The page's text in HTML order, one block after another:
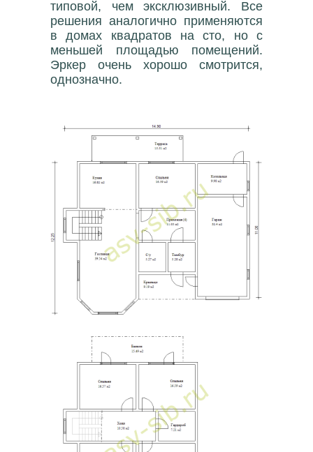
типовой, чем эксклюзивный. Все
решения аналогично применяются
в домах квадратов на сто, но с
меньшей площадью помещений.
Эркер очень хорошо смотрится,
однозначно.